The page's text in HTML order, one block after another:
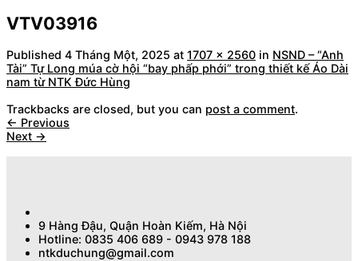
VTV03916
Published 4 Tháng Một, 2025 at 1707 × 2560 in NSND – “Anh
Tài” Tự Long múa cờ hội “bay phấp phới” trong thiết kế Áo Dài
nam từ NTK Đức Hùng
Trackbacks are closed, but you can post a comment.
← Previous
Next →
9 Hàng Đậu, Quận Hoàn Kiếm, Hà Nội
Hotline: 0835 406 689 - 0943 978 188
ntkduchung@gmail.com